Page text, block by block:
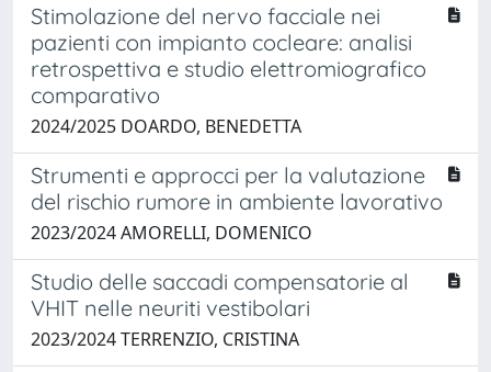
Stimolazione del nervo facciale nei
pazienti con impianto cocleare: analisi
retrospettiva e studio elettromiografico
comparativo
2024/2025 DOARDO, BENEDETTA
Strumenti e approcci per la valutazione
del rischio rumore in ambiente lavorativo
2023/2024 AMORELLI, DOMENICO
Studio delle saccadi compensatorie al
VHIT nelle neuriti vestibolari
2023/2024 TERRENZIO, CRISTINA